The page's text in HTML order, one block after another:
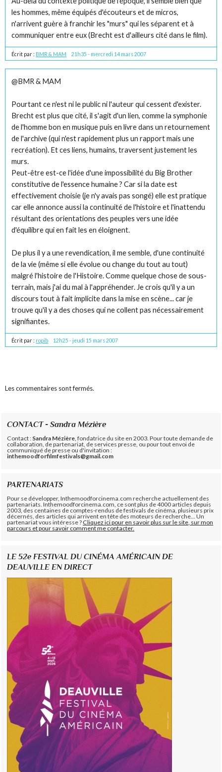
les hommes, même équipés d'écouteurs et de micros,
n'arrivent guère à franchir les "murs" qui les séparent et à
communiquer entre eux (Brecht est d'ailleurs cité dans le film).
Écrit par : BMR & MAM 21h35 - mercredi 14 mars 2007
@BMR & MAM
Pourtant ce n'est ni le public ni l'auteur qui cessent d'exister.
Brecht est plus que cité, il s'agit d'un lien, comme la symphonie
de l'homme bon en musique puis en livre dans un retournement
de l'archive (qui n'est rapidement plus un rapport mais une
recréation). Et ces liens, humains, traversent justement les
murs.
Peut-être est-ce l'idée d'une impossibilité du Big Brother
constitutive de l'essence humaine ? Car si la date est
effectivement choisie (je n'y avais pas songé) elle est pratique
car elle annonce aussi la continuité de l'histoire et l'inattendu
résultant des orientations des peuples vers une idée
d'équilibre qui en fait les en éloignent.
De plus il y a une revendication, il me semble, d'une continuité
de la vie (même si elle évolue ou change du tout au tout)
malgré l'histoire de l'Histoire. Comme quelque chose de sous-
terrain, mais j'ai du mal à l'appréhender. Je crois qu'il y a un
discours tout à fait implicite dans la mise en scène... car je
trouve qu'il y a des choses qui ne collent pas nécessairement
signifiantes.
Écrit par : ropib 12h25 -jeudi 15 mars 2007
Les commentaires sont fermés.
CONTACT - Sandra Mézière
Contact : Sandra Mézière , fondatrice du site en 2003. Pour toute demande de
collaboration, de partenariat, de services presse, ou pour tout envoi de
communiqué de presse ou d'invitation :
inthemoodforfilmfestivals@gmail.com
PARTENARIATS
Pour se développer, Inthemoodforcinema.com recherche actuellement des
partenariats. Inthemoodforcinema.com, ce sont plus de 4000 articles depuis
2003, des centaines de comptes-rendus de festivals de cinéma, plusieurs prix
décernés, des articles qui arrivent en tête des moteurs de recherche... Un
partenariat vous intéresse ?Cliquez ici pour en savoir plus sur le site, sur mon
parcours et pour savoir comment me contacter.
LE 52e FESTIVAL DU CINÉMA AMÉRICAIN DE
DEAUVILLE EN DIRECT